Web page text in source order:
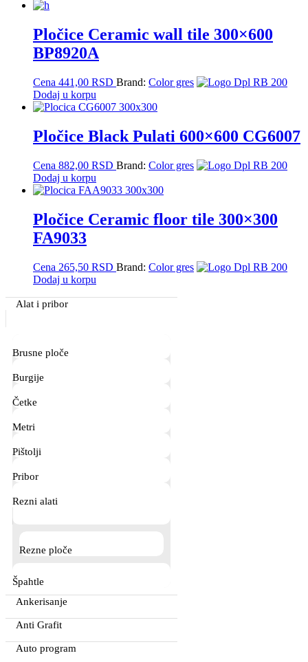
Pločice Ceramic wall tile 300×600
BP8920A
Cena 441,00 RSD Brand: Color gres
Dodaj u korpu
Pločice Black Pulati 600×600 CG6007
Cena 882,00 RSD Brand: Color gres
Dodaj u korpu
Pločice Ceramic floor tile 300×300
FA9033
Cena 265,50 RSD Brand: Color gres
Dodaj u korpu
Primary
Sidebar
Alat i pribor
Brusne ploče
Burgije
Četke
Metri
Pištolji
Pribor
Rezni alati
Rezne ploče
Špahtle
Ankerisanje
Anti Grafit
Auto program